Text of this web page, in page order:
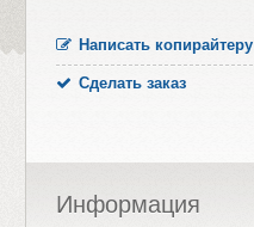
Написать копирайтеру
Сделать заказ
Информация